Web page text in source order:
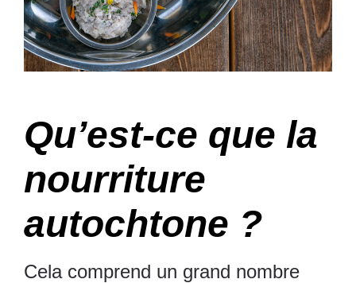
Qu’est-ce que la
nourriture
autochtone ?
Cela comprend un grand nombre